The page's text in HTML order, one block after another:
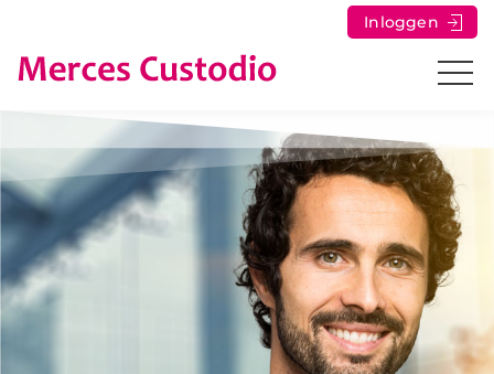
Inloggen